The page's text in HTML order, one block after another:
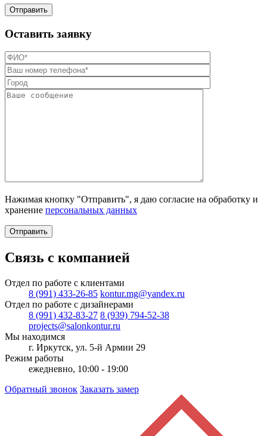
Отправить
Оставить заявку
Нажимая кнопку "Отправить", я даю согласие на обработку и
хранение персональных данных
Отправить
Связь с компанией
Отдел по работе с клиентами
8 (991) 433-26-85 kontur.mg@yandex.ru
Отдел по работе с дизайнерами
8 (991) 432-83-27 8 (939) 794-52-38
projects@salonkontur.ru
Мы находимся
г. Иркутск, ул. 5-й Армии 29
Режим работы
ежедневно, 10:00 - 19:00
Обратный звонок Заказать замер